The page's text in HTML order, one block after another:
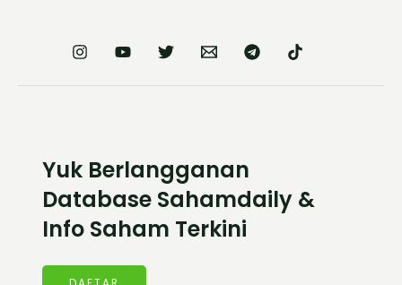
Yuk Berlangganan
Database Sahamdaily &
Info Saham Terkini